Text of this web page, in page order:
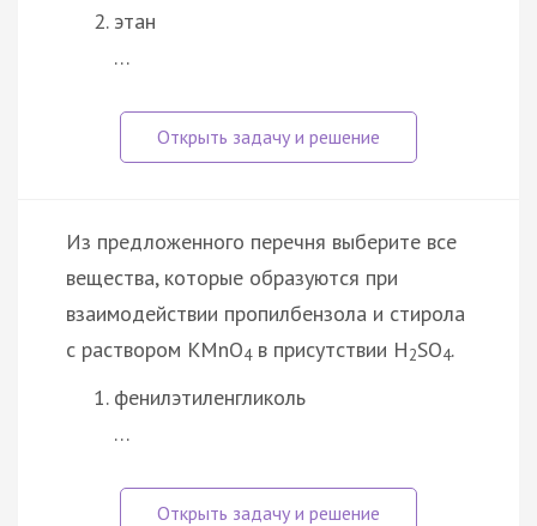
этан
…
Из предложенного перечня выберите все
вещества, которые образуются при
взаимодействии пропилбензола и стирола
с раствором KMnO4в присутствии H2SO4.
фенилэтиленгликоль
…